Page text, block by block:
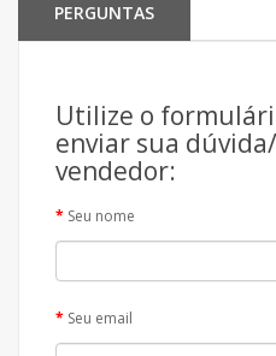
PERGUNTAS
Utilize o
enviar sua
vendedor:
Seu nome
Seu email